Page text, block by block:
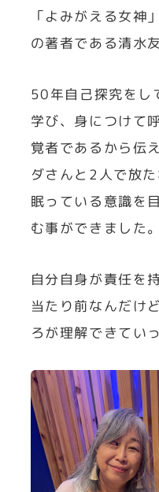
「よみがえる女神」
の著者である清水
50年自己探究をし
学び、身につけて
覚者であるから伝
ダさんと2人で放
眠っている意識を
む事ができました。
自分自身が責任を
当たり前なんだけ
ろが理解できてい